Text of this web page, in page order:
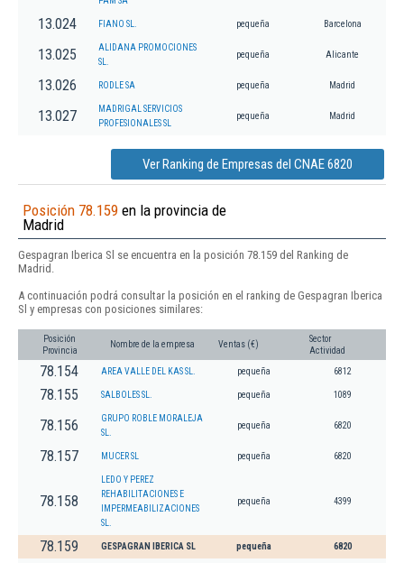
13.024 FIANO SL. pequeña Barcelona
13.025
ALIDANA PROMOCIONES
SL.
pequeña Alicante
13.026 RODLE SA pequeña Madrid
13.027
MADRIGAL SERVICIOS
PROFESIONALES SL
pequeña Madrid
Ver Ranking de Empresas del CNAE 6820
Posición 78.159 en la provincia de
Madrid
Gespagran Iberica Sl se encuentra en la posición 78.159 del Ranking de
Madrid.
A continuación podrá consultar la posición en el ranking de Gespagran Iberica
Sl y empresas con posiciones similares:
Posición
Provincia
Nombre de la empresa Ventas (€)
Sector
Actividad
78.154 AREA VALLE DEL KAS SL. pequeña 6812
78.155 SALBOLES SL. pequeña 1089
78.156
GRUPO ROBLE MORALEJA
SL.
pequeña 6820
78.157 MUCER SL pequeña 6820
78.158
LEDO Y PEREZ
REHABILITACIONES E
IMPERMEABILIZACIONES
SL.
pequeña 4399
78.159 GESPAGRAN IBERICA SL pequeña 6820